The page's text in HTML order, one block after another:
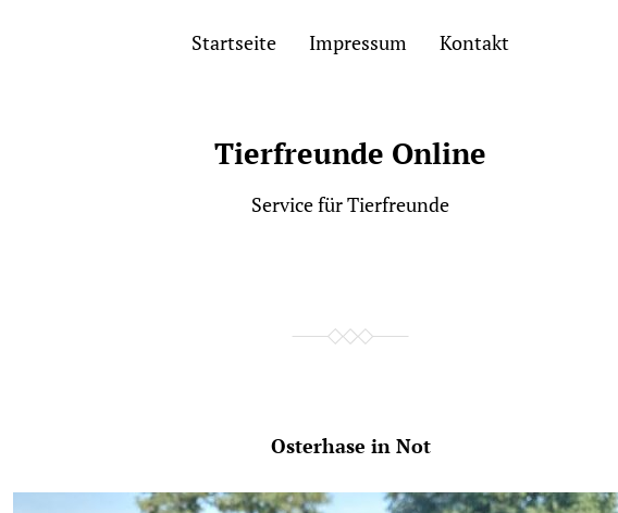
Startseite Impressum Kontakt
Tierfreunde Online
Service für Tierfreunde
Osterhase in Not